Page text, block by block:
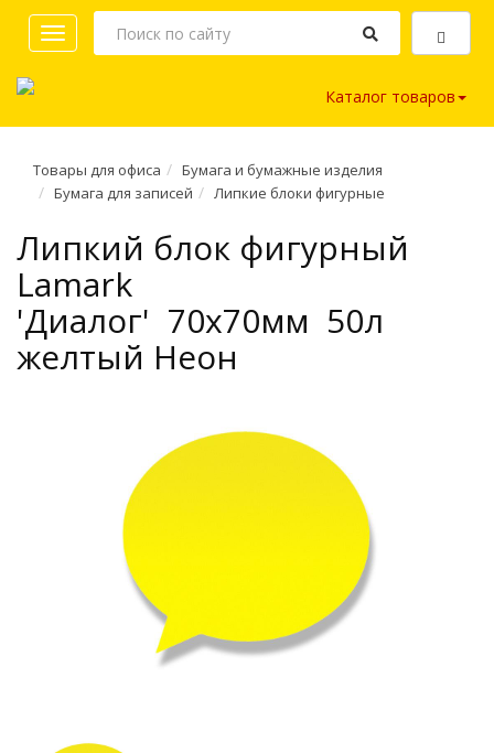
Toggle
navigation
Каталог товаров
Товары для офиса
Бумага и бумажные изделия
Бумага для записей
Липкие блоки фигурные
Липкий блок фигурный
Lamark
'Диалог' 70х70мм 50л
желтый Неон